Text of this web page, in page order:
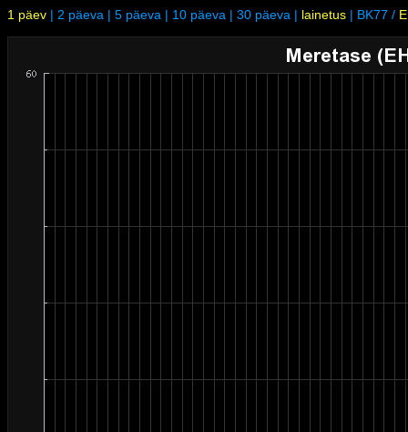
1 päev | 2 päeva | 5 päeva | 10 päeva | 30 päeva | lainetus | BK77 /